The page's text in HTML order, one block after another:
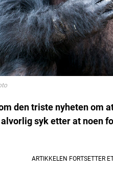
den triste nyheten om
syk etter at noen